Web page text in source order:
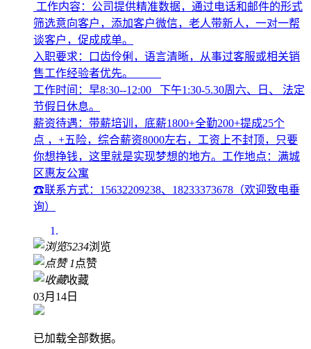
工作内容：公司提供精准数据，通过电话和邮件的形式
筛选意向客户，添加客户微信，老人带新人，一对一帮
谈客户，促成成单。
入职要求：口齿伶俐，语言清晰，从事过客服或相关销
售工作经验者优先。
工作时间：早8:30--12:00 下午1:30-5.30周六、日、 法定
节假日休息。
薪资待遇：带薪培训，底薪1800+全勤200+提成25个
点 ，+五险，综合薪资8000左右，工资上不封顶，只要
你想挣钱，这里就是实现梦想的地方。工作地点：满城
区惠友公寓
☎联系方式：15632209238、18233373678（欢迎致电垂
询）
5234浏览
1 点赞
收藏
03月14日
已加载全部数据。